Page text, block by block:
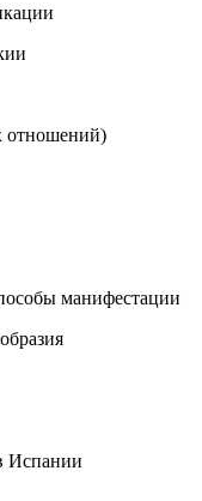
отношений)
манифестации
Испании